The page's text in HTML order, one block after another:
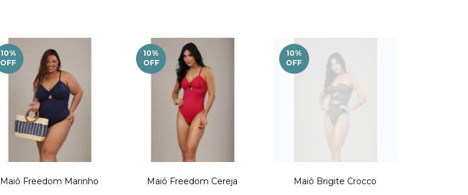
10%
OFF
Maiô Freedom Marinho
10%
OFF
Maiô Freedom Cereja
10%
OFF
Maiô Brigite Crocco